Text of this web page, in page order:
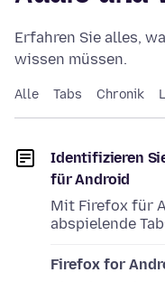
Erfahren Sie alles,
wissen müssen.
Alle Tabs Chronik
Identifizieren
für Android
Mit Firefox für
abspielende
Firefox for